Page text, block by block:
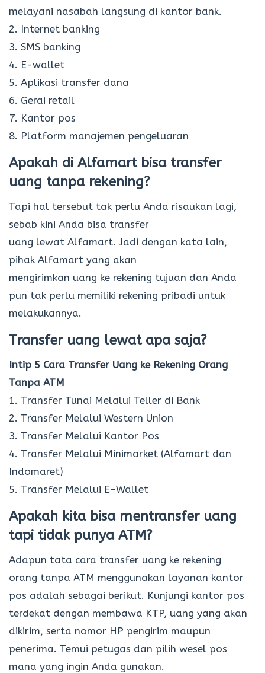
melayani nasabah langsung di kantor bank.
2. Internet banking
3. SMS banking
4. E-wallet
5. Aplikasi transfer dana
6. Gerai retail
7. Kantor pos
8. Platform manajemen pengeluaran
Apakah di Alfamart bisa transfer
uang tanpa rekening?
Tapi hal tersebut tak perlu Anda risaukan lagi,
sebab kini Anda bisa transfer
uang lewat Alfamart. Jadi dengan kata lain,
pihak Alfamart yang akan
mengirimkan uang ke rekening tujuan dan Anda
pun tak perlu memiliki rekening pribadi untuk
melakukannya.
Transfer uang lewat apa saja?
Intip 5 Cara Transfer Uang ke Rekening Orang
Tanpa ATM
1. Transfer Tunai Melalui Teller di Bank
2. Transfer Melalui Western Union
3. Transfer Melalui Kantor Pos
4. Transfer Melalui Minimarket (Alfamart dan
Indomaret)
5. Transfer Melalui E-Wallet
Apakah kita bisa mentransfer uang
tapi tidak punya ATM?
Adapun tata cara transfer uang ke rekening
orang tanpa ATM menggunakan layanan kantor
pos adalah sebagai berikut. Kunjungi kantor pos
terdekat dengan membawa KTP, uang yang akan
dikirim, serta nomor HP pengirim maupun
penerima. Temui petugas dan pilih wesel pos
mana yang ingin Anda gunakan.